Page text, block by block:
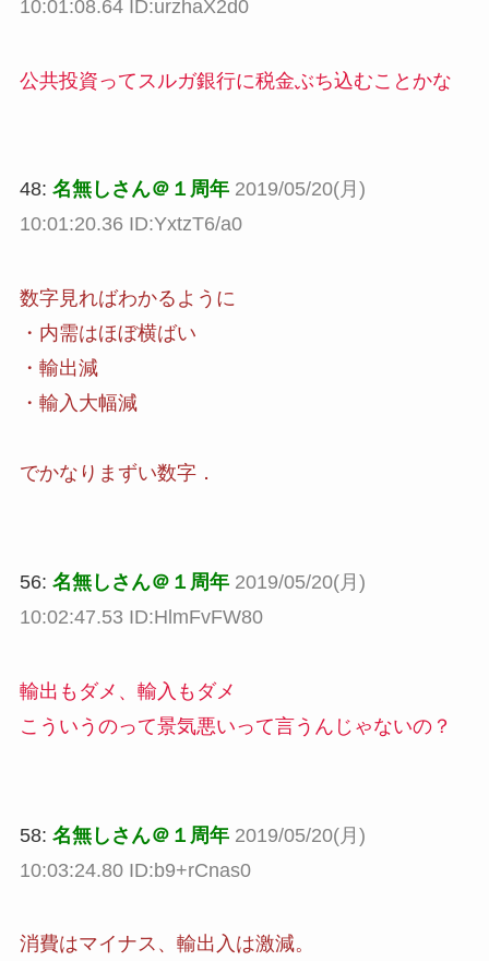
10:01:08.64 ID:urzhaX2d0
公共投資ってスルガ銀行に税金ぶち込むことかな
48: 名無しさん＠１周年 2019/05/20(月)
10:01:20.36 ID:YxtzT6/a0
数字見ればわかるように
・内需はほぼ横ばい
・輸出減
・輸入大幅減
でかなりまずい数字．
56: 名無しさん＠１周年 2019/05/20(月)
10:02:47.53 ID:HlmFvFW80
輸出もダメ、輸入もダメ
こういうのって景気悪いって言うんじゃないの？
58: 名無しさん＠１周年 2019/05/20(月)
10:03:24.80 ID:b9+rCnas0
消費はマイナス、輸出入は激減。